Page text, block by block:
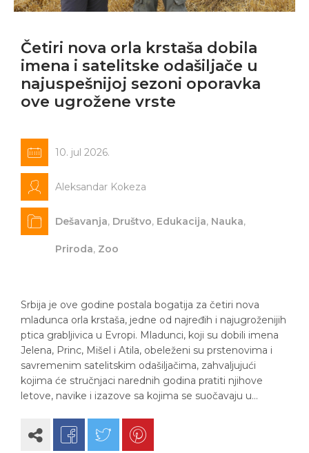
Četiri nova orla krstaša dobila
imena i satelitske odašiljače u
najuspešnijoj sezoni oporavka
ove ugrožene vrste
10. jul 2026.
Aleksandar Kokeza
Dešavanja, Društvo, Edukacija, Nauka,
Priroda, Zoo
Srbija je ove godine postala bogatija za četiri nova
mladunca orla krstaša, jedne od najređih i najugroženijih
ptica grabljivica u Evropi. Mladunci, koji su dobili imena
Jelena, Princ, Mišel i Atila, obeleženi su prstenovima i
savremenim satelitskim odašiljačima, zahvaljujući
kojima će stručnjaci narednih godina pratiti njihove
letove, navike i izazove sa kojima se suočavaju u…